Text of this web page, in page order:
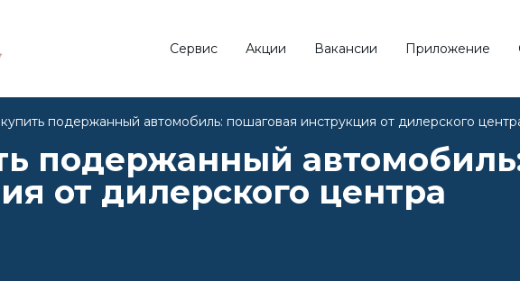
Сервис Акции Вакансии Приложение
КРОССОВЕР СЕДАН
подержанный автомобиль: пошаговая инструкция от дилерского
подержанный
от дилерского центра